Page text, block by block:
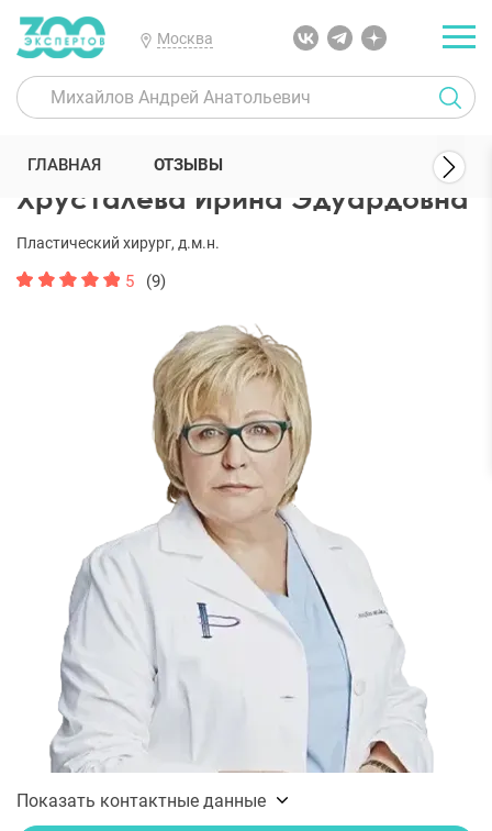
Москва
300 Экспертов Пластические хирурги Хрусталева Ирина
Хрусталева Ирина Эдуардовна
Пластический хирург, д.м.н.
5 (9)
Показать контактные данные
ГЛАВНАЯ ОТЗЫВЫ